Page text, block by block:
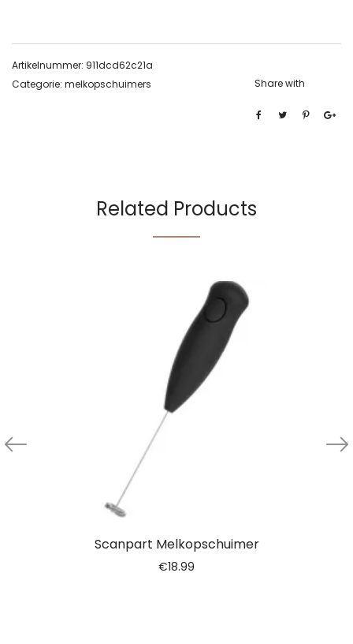
Artikelnummer: 911dcd62c21a
Categorie: melkopschuimers Share with
Related Products
Scanpart Melkopschuimer
€18.99